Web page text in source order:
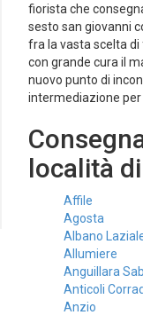
fiorista che
sesto san giovanni
fra la vasta scelta
con grande cura il
nuovo punto di
intermediazione
località
Affile
Agosta
Albano
Allumiere
Anguillara
Anticoli
Anzio